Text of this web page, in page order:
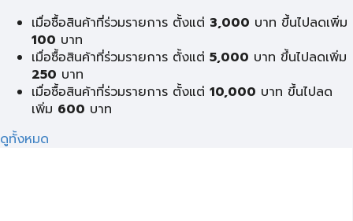
เมื่อซื้อสินค้าที่ร่วมรายการ ตั้งแต่ 3,000 บาท ขึ้นไปลดเพิ่ม
100 บาท
เมื่อซื้อสินค้าที่ร่วมรายการ ตั้งแต่ 5,000 บาท ขึ้นไปลดเพิ่ม
250 บาท
เมื่อซื้อสินค้าที่ร่วมรายการ ตั้งแต่ 10,000 บาท ขึ้นไปลด
เพิ่ม 600 บาท
ดูทั้งหมด